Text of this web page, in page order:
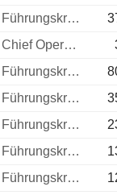
Führungskraft / leitender Angestellter
Chief Operating Officer (COO)
Führungskraft / leitender Angestellter
Führungskraft / leitender Angestellter
Führungskraft / leitender Angestellter
Führungskraft / leitender Angestellter
Führungskraft / leitender Angestellter